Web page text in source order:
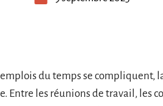
du temps se compliquent,
Entre les réunions de travail, les